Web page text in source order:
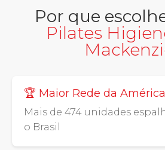
Por que
Pilates
🏆 Maior Rede da
Mais de 474 unidades
o Brasil